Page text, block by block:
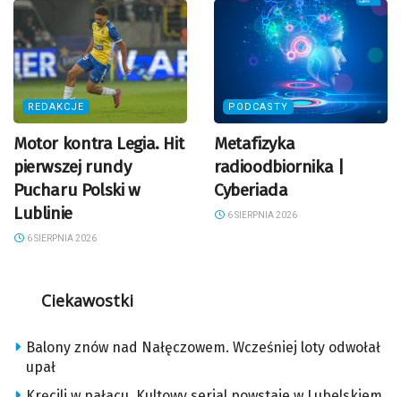
REDAKCJE
Motor kontra Legia. Hit
pierwszej rundy
Pucharu Polski w
Lublinie
6 SIERPNIA 2026
PODCASTY
Metafizyka
radioodbiornika |
Cyberiada
6 SIERPNIA 2026
Ciekawostki
Balony znów nad Nałęczowem. Wcześniej loty odwołał
upał